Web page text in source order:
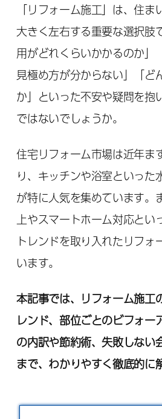
「リフォーム施工」は、住
大きく左右する重要な選択肢
用がどれくらいかかるのか」
見極め方が分からない」「ど
か」といった不安や疑問を抱
ではないでしょうか。
住宅リフォーム市場は近年ま
り、キッチンや浴室といった
が特に人気を集めています。
上やスマートホーム対応とい
トレンドを取り入れたリフォ
います。
本記事では、リフォーム施工
レンド、部位ごとのビフォー
の内訳や節約術、失敗しない
まで、わかりやすく徹底的に